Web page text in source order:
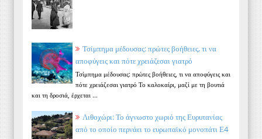
Τσίμπημα μέδουσας: πρώτες βοήθειες, τι να
αποφύγεις και πότε χρειάζεσαι γιατρό
Τσίμπημα μέδουσας: πρώτες βοήθειες, τι να αποφύγεις και
πότε χρειάζεσαι γιατρό Το καλοκαίρι, μαζί με τη βουτιά
και τη δροσιά, έρχεται ...
Λιθοχώρι: Το άγνωστο χωριό της Ευρυτανίας
από το οποίο περνάει το ευρωπαϊκό μονοπάτι Ε4